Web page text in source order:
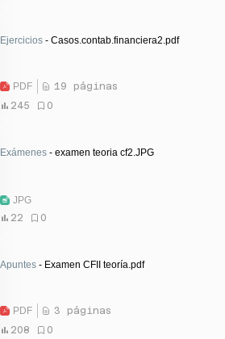
Ejercicios - Casos.contab.financiera2.pdf
PDF
19 páginas
245
0
Exámenes - examen teoria cf2.JPG
JPG
22
0
Apuntes - Examen CFII teoría.pdf
PDF
3 páginas
208
0